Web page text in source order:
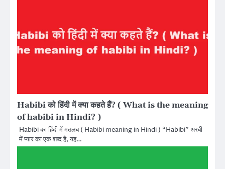
Habibi को हिंदी में क्या कहते हैं? ( What is the meaning
of habibi in Hindi? )
Habibi का हिंदी में मतलब ( Habibi meaning in Hindi ) “Habibi” अरबी
में प्यार का एक शब्द है, यह…